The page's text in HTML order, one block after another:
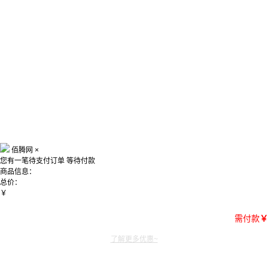
佰腾网 ×
您有一笔待支付订单 等待付款
商品信息：
总价：
￥
需付款￥
了解更多优惠~